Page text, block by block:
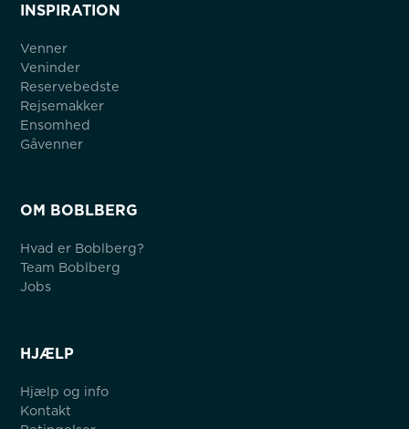
INSPIRATION
Venner
Veninder
Reservebedste
Rejsemakker
Ensomhed
Gåvenner
OM BOBLBERG
Hvad er Boblberg?
Team Boblberg
Jobs
HJÆLP
Hjælp og info
Kontakt